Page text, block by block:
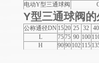
电动Y型三通球阀
Y型三通球阀
公称通径DN 1520 25 32 40
L
7575 90 100
H
9090 102 115